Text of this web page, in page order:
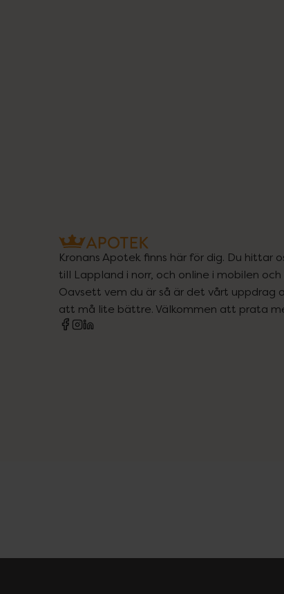
Kronans Apotek finns här för dig. Du hittar
till Lappland i norr, och online i mobilen
Oavsett vem du är så är det vårt uppdrag
att må lite bättre. Välkommen att prata